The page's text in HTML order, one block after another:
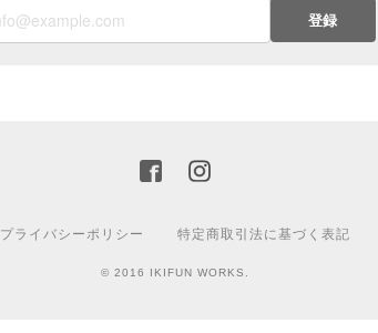
登録
プライバシーポリシー 特定商取引法に基づく表記
© 2016 IKIFUN WORKS.